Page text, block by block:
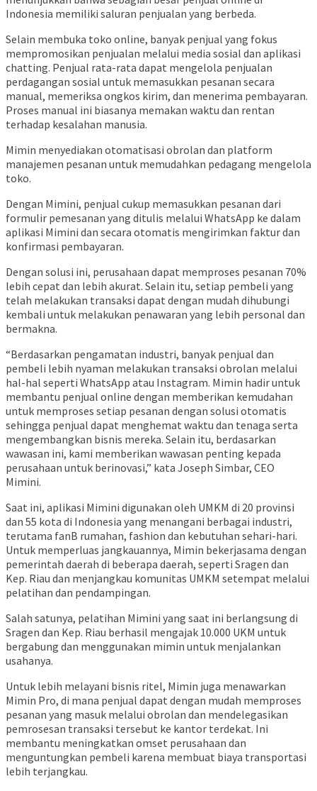
Indonesia memiliki saluran penjualan yang berbeda.
Selain membuka toko online, banyak penjual yang fokus
mempromosikan penjualan melalui media sosial dan aplikasi
chatting. Penjual rata-rata dapat mengelola penjualan
perdagangan sosial untuk memasukkan pesanan secara
manual, memeriksa ongkos kirim, dan menerima pembayaran.
Proses manual ini biasanya memakan waktu dan rentan
terhadap kesalahan manusia.
Mimin menyediakan otomatisasi obrolan dan platform
manajemen pesanan untuk memudahkan pedagang mengelola
toko.
Dengan Mimini, penjual cukup memasukkan pesanan dari
formulir pemesanan yang ditulis melalui WhatsApp ke dalam
aplikasi Mimini dan secara otomatis mengirimkan faktur dan
konfirmasi pembayaran.
Dengan solusi ini, perusahaan dapat memproses pesanan 70%
lebih cepat dan lebih akurat. Selain itu, setiap pembeli yang
telah melakukan transaksi dapat dengan mudah dihubungi
kembali untuk melakukan penawaran yang lebih personal dan
bermakna.
“Berdasarkan pengamatan industri, banyak penjual dan
pembeli lebih nyaman melakukan transaksi obrolan melalui
hal-hal seperti WhatsApp atau Instagram. Mimin hadir untuk
membantu penjual online dengan memberikan kemudahan
untuk memproses setiap pesanan dengan solusi otomatis
sehingga penjual dapat menghemat waktu dan tenaga serta
mengembangkan bisnis mereka. Selain itu, berdasarkan
wawasan ini, kami memberikan wawasan penting kepada
perusahaan untuk berinovasi,” kata Joseph Simbar, CEO
Mimini.
Saat ini, aplikasi Mimini digunakan oleh UMKM di 20 provinsi
dan 55 kota di Indonesia yang menangani berbagai industri,
terutama fanB rumahan, fashion dan kebutuhan sehari-hari.
Untuk memperluas jangkauannya, Mimin bekerjasama dengan
pemerintah daerah di beberapa daerah, seperti Sragen dan
Kep. Riau dan menjangkau komunitas UMKM setempat melalui
pelatihan dan pendampingan.
Salah satunya, pelatihan Mimini yang saat ini berlangsung di
Sragen dan Kep. Riau berhasil mengajak 10.000 UKM untuk
bergabung dan menggunakan mimin untuk menjalankan
usahanya.
Untuk lebih melayani bisnis ritel, Mimin juga menawarkan
Mimin Pro, di mana penjual dapat dengan mudah memproses
pesanan yang masuk melalui obrolan dan mendelegasikan
pemrosesan transaksi tersebut ke kantor terdekat. Ini
membantu meningkatkan omset perusahaan dan
menguntungkan pembeli karena membuat biaya transportasi
lebih terjangkau.